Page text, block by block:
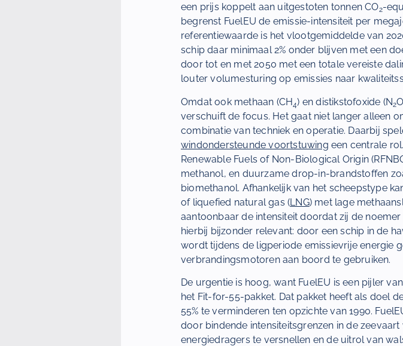
een prijs koppelt aan uitgestoten tonnen CO2-
begrenst FuelEU de emissie-intensiteit per
referentiewaarde is het vlootgemiddelde van
schip daar minimaal 2% onder blijven met een
door tot en met 2050 met een totale vereiste
louter volumesturing op emissies naar
Omdat ook methaan (CH4) en distikstofoxide (N2
verschuift de focus. Het gaat niet langer alleen
combinatie van techniek en operatie. Daarbij
windondersteunde voortstuwing een centrale
Renewable Fuels of Non-Biological Origin
methanol, en duurzame drop-in-brandstoffen
biomethanol. Afhankelijk van het scheepstype
of liquefied natural gas (LNG) met lage
aantoonbaar de intensiteit doordat zij de noemer
hierbij bijzonder relevant: door een schip in de
wordt tijdens de ligperiode emissievrije energie
verbrandingsmotoren aan boord te gebruiken.
De urgentie is hoog, want FuelEU is een pijler
het Fit-for-55-pakket. Dat pakket heeft als doel
55% te verminderen ten opzichte van 1990.
door bindende intensiteitsgrenzen in de
energiedragers te versnellen en de uitrol van